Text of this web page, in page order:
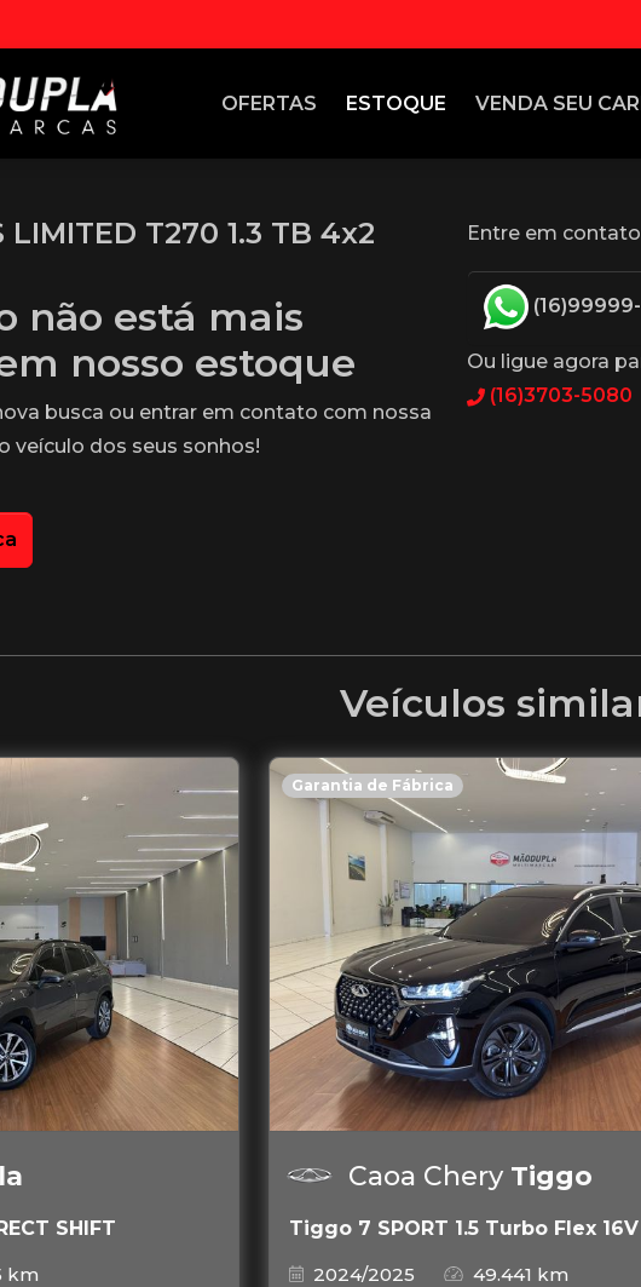
OFERTAS ESTOQUE VENDA SEU
LIMITED T270 1.3 TB 4x2
não está mais
nosso estoque
busca ou entrar em contato com nossa
veículo dos seus sonhos!
Entre em
Ou ligue agora
(16)3703-5080
Veículos
SHIFT
km
Garantia de Fábrica
Caoa Chery Tiggo
Tiggo 7 SPORT 1.5 Turbo Flex
2024/2025
49.441 km